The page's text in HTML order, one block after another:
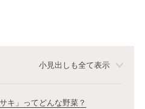
小見出しも全て表示
キ」ってどんな野菜？